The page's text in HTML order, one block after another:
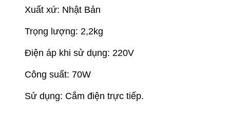
Xuất xứ: Nhật Bản
Trọng lượng: 2,2kg
Điện áp khi sử dụng: 220V
Công suất: 70W
Sử dụng: Cắm điện trực tiếp.